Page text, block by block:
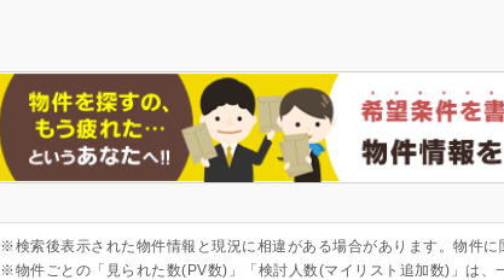
※検索後表示された物件情報と現況に相違がある場合があります。物件に
※物件ごとの「見られた数(PV数)」「検討人数(マイリスト追加数)」は、